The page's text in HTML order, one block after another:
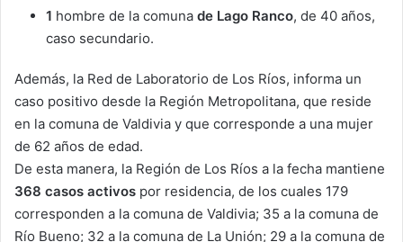
1 hombre de la comuna de Lago Ranco, de 40 años,
caso secundario.
Además, la Red de Laboratorio de Los Ríos, informa un
caso positivo desde la Región Metropolitana, que reside
en la comuna de Valdivia y que corresponde a una mujer
de 62 años de edad.
De esta manera, la Región de Los Ríos a la fecha mantiene
368 casos activos por residencia, de los cuales 179
corresponden a la comuna de Valdivia; 35 a la comuna de
Río Bueno; 32 a la comuna de La Unión; 29 a la comuna de